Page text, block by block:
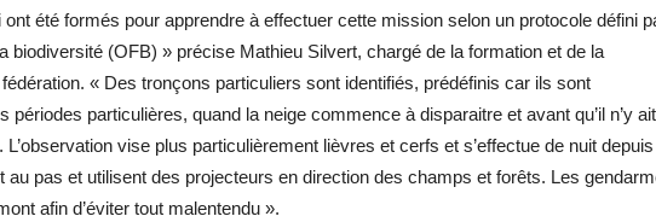
été formés pour apprendre à effectuer cette mission selon un protocole défini
biodiversité (OFB) » précise Mathieu Silvert, chargé de la formation et de la
« Des tronçons particuliers sont identifiés, prédéfinis car ils sont
périodes particulières, quand la neige commence à disparaitre et avant qu’il n’y ait
L’observation vise plus particulièrement lièvres et cerfs et s’effectue de nuit
au pas et utilisent des projecteurs en direction des champs et forêts. Les
afin d’éviter tout malentendu ».